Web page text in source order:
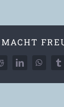
LinkedIn